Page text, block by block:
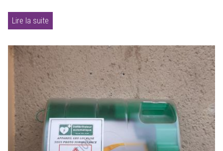
Lire la suite